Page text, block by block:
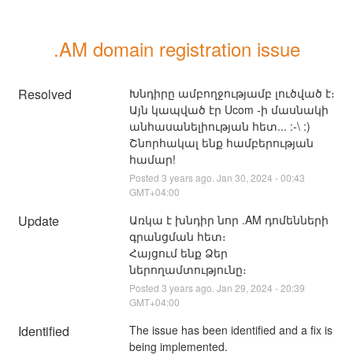
.AM domain registration issue
Resolved
Խնդիրը ամբողջությամբ լուծված է։
Այն կապված էր Ucom -ի մասնակի
անհասանելիության հետ... :-\ :)
Շնորհակալ ենք համբերության
համար!
Posted 3 years ago. Jan 30 2024 -00:43
GMT+04:00
Update
Առկա է խնդիր նոր .AM դոմենների
գրանցման հետ։
Հայցում ենք Ձեր
ներողամտությունը։
Posted 3 years ago. Jan 29 2024 -20:39
GMT+04:00
Identified
The issue has been identified and a fix is
being implemented.